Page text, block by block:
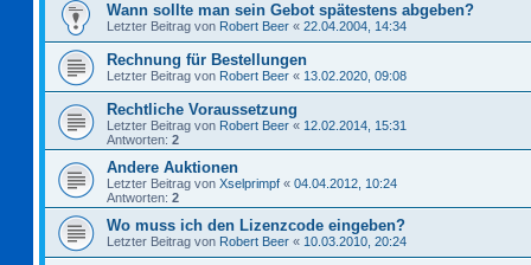
Wann sollte man sein Gebot spätestens abgeben?
Letzter Beitrag von Robert Beer « 22.04.2004, 14:34
Rechnung für Bestellungen
Letzter Beitrag von Robert Beer « 13.02.2020, 09:08
Rechtliche Voraussetzung
Letzter Beitrag von Robert Beer « 12.02.2014, 15:31
Antworten: 2
Andere Auktionen
Letzter Beitrag von Xselprimpf « 04.04.2012, 10:24
Antworten: 2
Wo muss ich den Lizenzcode eingeben?
Letzter Beitrag von Robert Beer « 10.03.2010, 20:24